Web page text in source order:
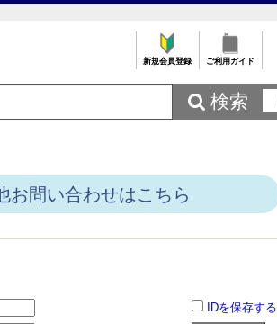
新規会員登録 ご利用ガイド
 検索
お問い合わせはこちら
IDを保存する